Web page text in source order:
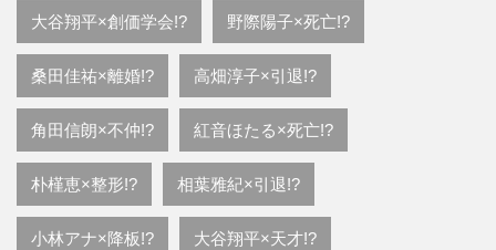
大谷翔平×創価学会!? 野際陽子×死亡!?
桑田佳祐×離婚!? 高畑淳子×引退!?
角田信朗×不仲!? 紅音ほたる×死亡!?
朴槿恵×整形!? 相葉雅紀×引退!?
小林アナ×降板!? 大谷翔平×天才!?